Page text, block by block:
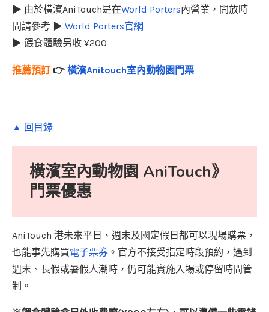
▶ 由於橫濱AniTouch是在World Porters內營業，開放時
間請參考 ▶ World Porters官網
▶ 餵食體驗另收 ¥200
推薦預訂 👉 橫濱Anitouch室內動物園門票
▲ 回目錄
橫濱室內動物園 AniTouch》
門票優惠
AniTouch 港未來平日、週末及國定假日都可以現場購票，
也能事先購買電子票券 。官方不接受指定時段預約，遇到
週末、長假或暑假人潮時，仍可能實施入場或停留時間管
制。